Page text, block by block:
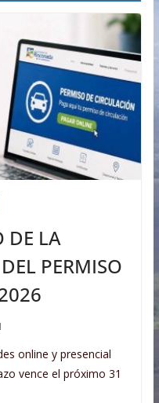
DE LA
PERMISO
online y presencial
vence el próximo 31